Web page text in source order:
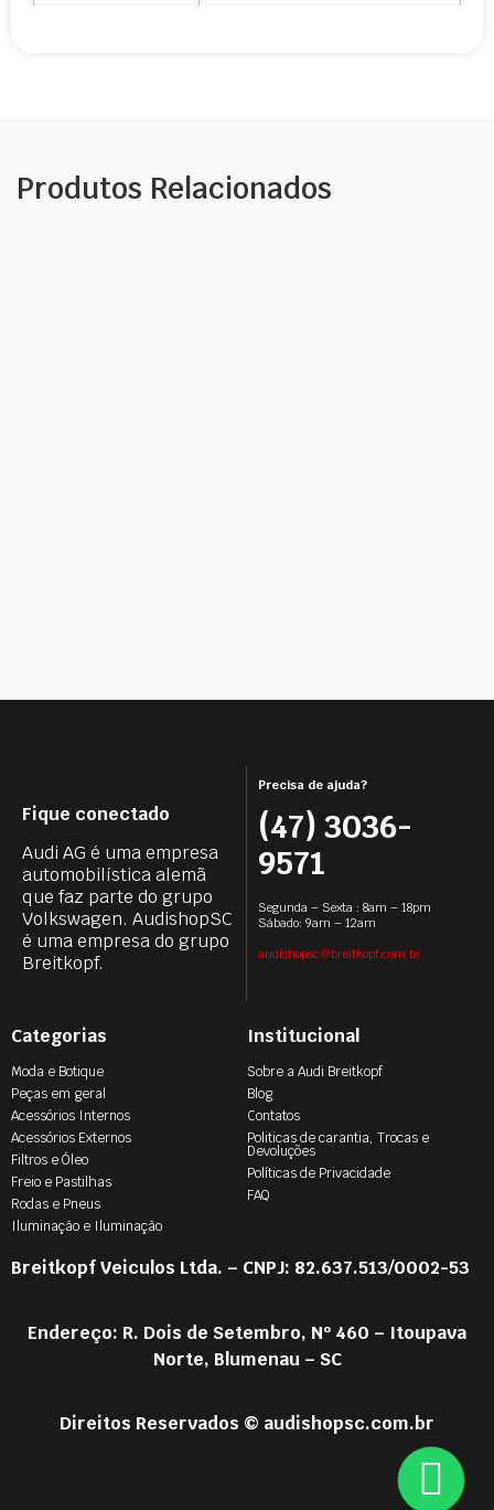
Produtos Relacionados
Fique conectado
Audi AG é uma empresa
automobilística alemã
que faz parte do grupo
Volkswagen. AudishopSC
é uma empresa do grupo
Breitkopf.
Precisa de ajuda?
(47) 3036-
9571
Segunda – Sexta : 8am – 18pm
Sábado: 9am – 12am
audishopsc@breitkopf.com.br
Categorias
Moda e Botique
Peças em geral
Acessórios Internos
Acessórios Externos
Filtros e Óleo
Freio e Pastilhas
Rodas e Pneus
Iluminação e Iluminação
Institucional
Sobre a Audi Breitkopf
Blog
Contatos
Politicas de carantia, Trocas e
Devoluções
Políticas de Privacidade
FAQ
Breitkopf Veiculos Ltda. – CNPJ: 82.637.513/0002-53
Endereço: R. Dois de Setembro, Nº 460 – Itoupava
Norte, Blumenau – SC
Direitos Reservados © audishopsc.com.br